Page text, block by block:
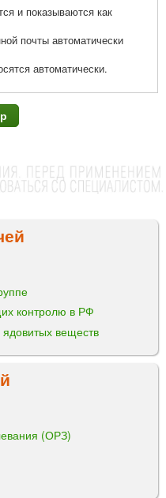
и показываются как
почты автоматически
автоматически.
контролю в РФ
веществ
(ОРЗ)